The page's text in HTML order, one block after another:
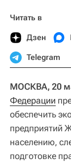
Читать в
Дзен
Telegram
МОСКВА, 20
Федерации
обеспечить
предприятий
населению,
подготовке